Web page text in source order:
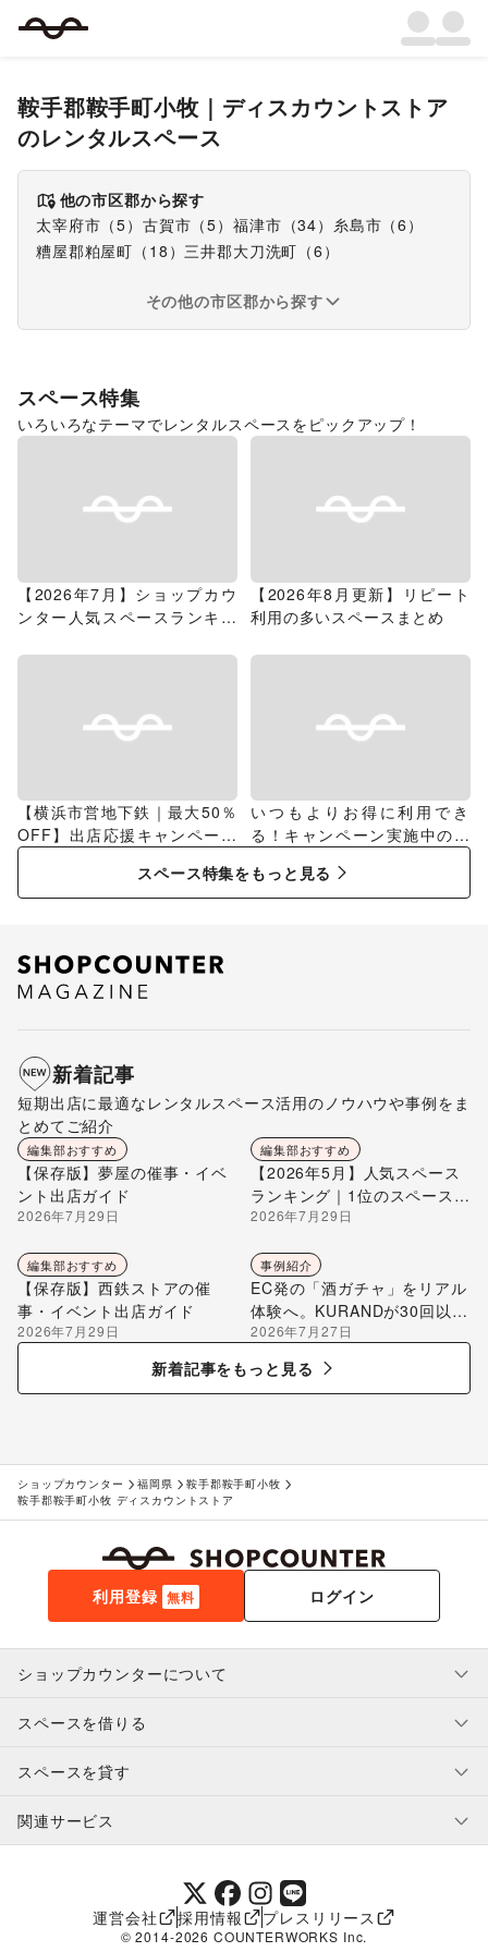
鞍手郡鞍手町小牧｜ ディスカウントストア
のレンタルスペース
他の市区郡から探す
太宰府市 （5） 古賀市 （5） 福津市 （34） 糸島市 （6 ）
糟屋郡粕屋町 （ 18 ）三井郡大刀洗町 （6 ）
その他の市区郡から探す
スペース特集
いろいろなテーマでレンタルスペースをピックアップ！
【2026年7月】ショップカウ
ンター人気スペースランキン
【2026年8月更新】リピート
利用の多いスペースまとめ
【横浜市営地下鉄｜最大50％
OFF】出店応援キャンペーン
特集
いつもよりお得に利用でき
る！キャンペーン実施中のス
スペース特集をもっと見る
新着記事
短期出店に最適なレンタルスペース活用のノウハウや事例をま
とめてご紹介
編集部おすすめ
【保存版】夢屋の催事・イベ
ント出店ガイド
2026年7月29日
編集部おすすめ
【2026年5月】人気スペース
ランキング｜1位のスペースを
編集部が解説
2026年7月29日
編集部おすすめ
【保存版】西鉄ストアの催
事・イベント出店ガイド
2026年7月29日
事例紹介
EC発の「酒ガチャ」をリアル
体験へ。KURANDが30回以上
のポップアップ出店で届け
る“新しいお酒との出会い”
2026年7月27日
新着記事をもっと見る
ショップカウンター 福岡県
鞍手郡鞍手町小牧
鞍手郡鞍手町小牧 ディスカウントストア
利用登録 無料 ログイン
ショップカウンターについて
利用規約・ガイドライン
特定商取引法に基づく表示
補償プログラム
スペースを借りる
スペースを借りたい人へ
ユーザー利用規約
提携パートナー
スペースを貸す
スペースを貸したい方へ
オーナー利用規約
関連サービス
SHOPCOUNTER MAGAZINE
ショップカウンターエンタープライズ
ショップカウンター常設
運営会社 採用情報 プレスリリース
© 2014-2026 COUNTERWORKS Inc.